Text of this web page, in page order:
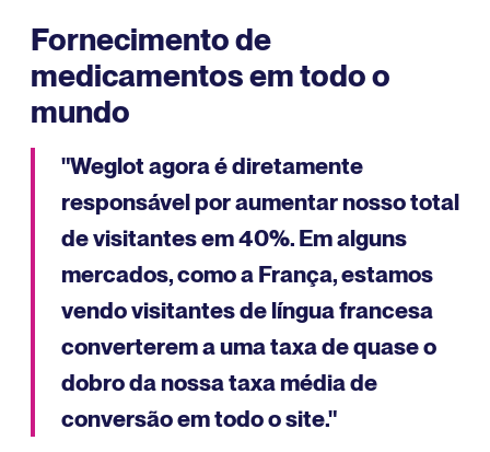
Fornecimento de
medicamentos em todo o
mundo
"Weglot agora é diretamente
responsável por aumentar nosso total
de visitantes em 40%. Em alguns
mercados, como a França, estamos
vendo visitantes de língua francesa
converterem a uma taxa de quase o
dobro da nossa taxa média de
conversão em todo o site."